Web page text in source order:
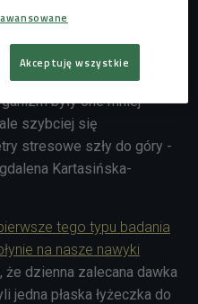
poziom kortykosteronu,
dostarczana normalnie
wzrósł o 75 procent.
były one mniej
szybciej się
stresowe szły do góry -
Kartasińska-
tego typu badania
na nasze nawyki
że dzienna zalecana dawka
jedna płaska łyżeczka do
Akceptuję wszystkie